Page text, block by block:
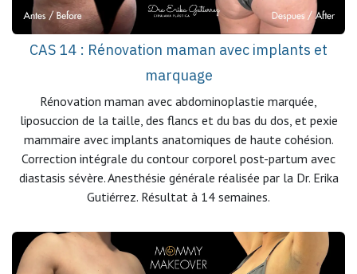
CAS 14 : Rénovation maman avec implants et
marquage
Rénovation maman avec abdominoplastie marquée,
liposuccion de la taille, des flancs et du bas du dos, et pexie
mammaire avec implants anatomiques de haute cohésion.
Correction intégrale du contour corporel post-partum avec
diastasis sévère. Anesthésie générale réalisée par la Dr. Erika
Gutiérrez. Résultat à 14 semaines.